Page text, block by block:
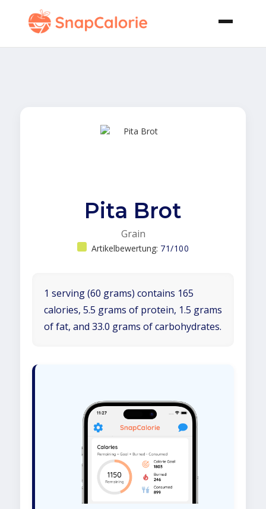
Pita Brot
Grain
Artikelbewertung: 71/100
1 serving (60 grams) contains 165
calories, 5.5 grams of protein, 1.5 grams
of fat, and 33.0 grams of carbohydrates.